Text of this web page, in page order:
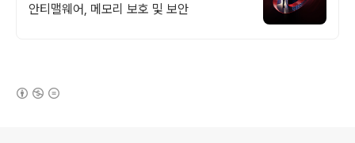
안티맬웨어, 메모리 보호 및 보안